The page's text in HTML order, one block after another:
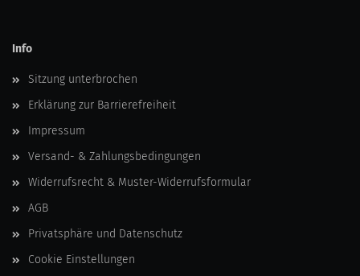
Info
Sitzung unterbrochen
Erklärung zur Barrierefreiheit
Impressum
Versand- & Zahlungsbedingungen
Widerrufsrecht & Muster-Widerrufsformular
AGB
Privatsphäre und Datenschutz
Cookie Einstellungen